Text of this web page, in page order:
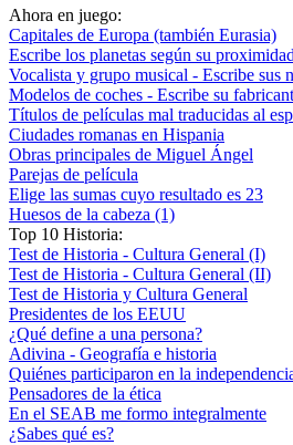
Ahora en juego:
Capitales de Europa (también Eurasia)
Escribe los planetas según su
Vocalista y grupo musical - Escribe sus
Modelos de coches - Escribe su
Títulos de películas mal traducidas al
Ciudades romanas en Hispania
Obras principales de Miguel Ángel
Parejas de película
Elige las sumas cuyo resultado es 23
Huesos de la cabeza (1)
Top 10 Historia:
Test de Historia - Cultura General (I)
Test de Historia - Cultura General (II)
Test de Historia y Cultura General
Presidentes de los EEUU
¿Qué define a una persona?
Adivina - Geografía e historia
Quiénes participaron en la
Pensadores de la ética
En el SEAB me formo integralmente
¿Sabes qué es?